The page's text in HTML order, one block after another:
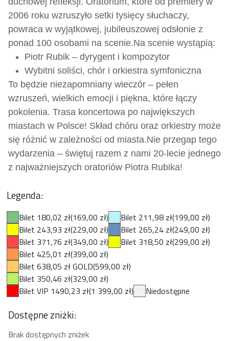
2006 roku wzruszyło setki tysięcy słuchaczy,
powraca w wyjątkowej, jubileuszowej odsłonie z
ponad 100 osobami na scenie.Na scenie wystąpią:
Piotr Rubik – dyrygent i kompozytor
Wybitni soliści, chór i orkiestra symfoniczna
To będzie niezapomniany wieczór – pełen
wzruszeń, wielkich emocji i piękna, które łączy
pokolenia. Trasa koncertowa po największych
miastach w Polsce! Skład chóru oraz orkiestry może
się różnić w zależności od miasta.Nie przegap tego
wydarzenia – świętuj razem z nami 20-lecie jednego
z najważniejszych oratoriów Piotra Rubika!
Legenda:
Bilet 180,02 zł(169,00 zł) Bilet 211,98 zł(199,00 zł)
Bilet 243,93 zł(229,00 zł) Bilet 265,24 zł(249,00 zł)
Bilet 371,76 zł(349,00 zł) Bilet 318,50 zł(299,00 zł)
Bilet 425,01 zł(399,00 zł)
Bilet 638,05 zł GOLD(599,00 zł)
Bilet 350,46 zł(329,00 zł)
Bilet VIP 1490,23 zł(1 399,00 zł) Niedostępne
Dostępne zniżki:
Brak dostępnych zniżek